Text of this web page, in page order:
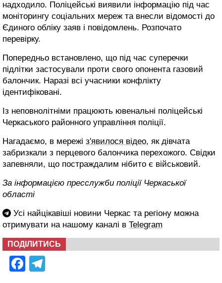
надходило. Поліцейські виявили інформацію під час
моніторингу соціальних мереж та внесли відомості до
Єдиного обліку заяв і повідомлень. Розпочато
перевірку.
Попередньо встановлено, що під час суперечки
підлітки застосували проти свого опонента газовий
балончик. Наразі всі учасники конфлікту
ідентифіковані.
Із неповнолітніми працюють ювенальні поліцейські
Черкаського районного управління поліції.
Нагадаємо, в мережі з'явилося відео, як дівчата
забризкали з перцевого балончика перехожого. Свідки
запевняли, що постраждалим нібито є військовий.
За інформацією пресслужби поліції Черкаської
області
Усі найцікавіші новини Черкас та регіону можна
отримувати на нашому каналі в Telegram
ПОДІЛИТИСЬ
Facebook